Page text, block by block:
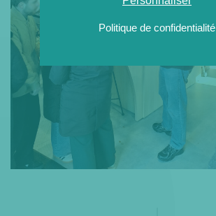
Politique de confidentialité